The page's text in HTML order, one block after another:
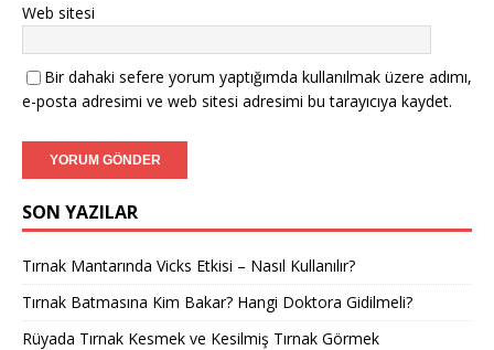
Web sitesi
Bir dahaki sefere yorum yaptığımda kullanılmak üzere adımı,
e-posta adresimi ve web sitesi adresimi bu tarayıcıya kaydet.
SON YAZILAR
Tırnak Mantarında Vicks Etkisi – Nasıl Kullanılır?
Tırnak Batmasına Kim Bakar? Hangi Doktora Gidilmeli?
Rüyada Tırnak Kesmek ve Kesilmiş Tırnak Görmek